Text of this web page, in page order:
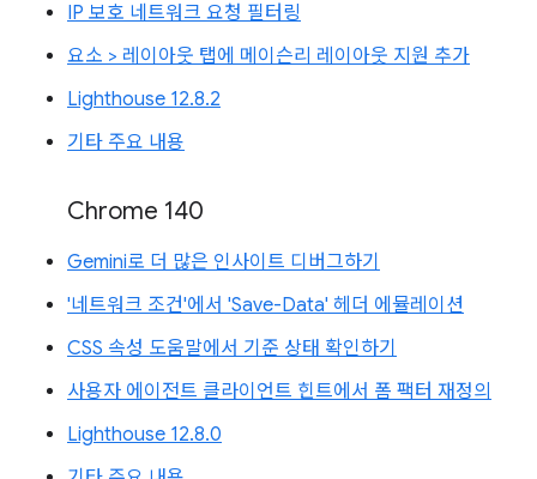
IP 보호 네트워크 요청 필터링
요소 > 레이아웃 탭에 메이슨리 레이아웃 지원 추가
Lighthouse 12.8.2
기타 주요 내용
Chrome 140
Gemini로 더 많은 인사이트 디버그하기
'네트워크 조건'에서 'Save-Data' 헤더 에뮬레이션
CSS 속성 도움말에서 기준 상태 확인하기
사용자 에이전트 클라이언트 힌트에서 폼 팩터 재정의
Lighthouse 12.8.0